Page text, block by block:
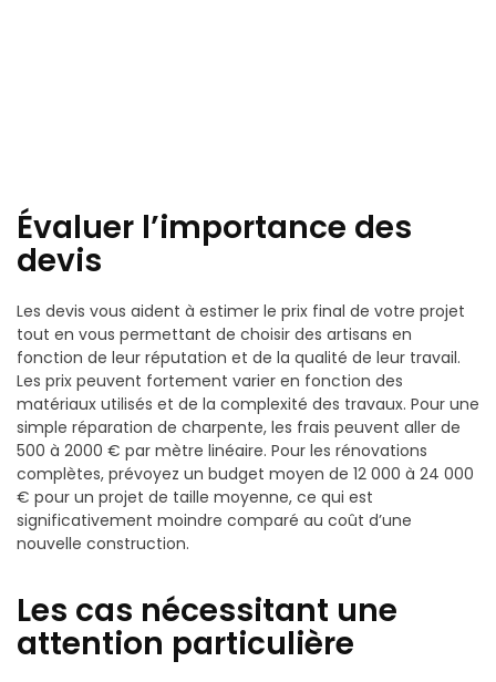
Évaluer l’importance des
devis
Les devis vous aident à estimer le prix final de votre projet
tout en vous permettant de choisir des artisans en
fonction de leur réputation et de la qualité de leur travail.
Les prix peuvent fortement varier en fonction des
matériaux utilisés et de la complexité des travaux. Pour une
simple réparation de charpente, les frais peuvent aller de
500 à 2000 € par mètre linéaire. Pour les rénovations
complètes, prévoyez un budget moyen de 12 000 à 24 000
€ pour un projet de taille moyenne, ce qui est
significativement moindre comparé au coût d’une
nouvelle construction.
Les cas nécessitant une
attention particulière